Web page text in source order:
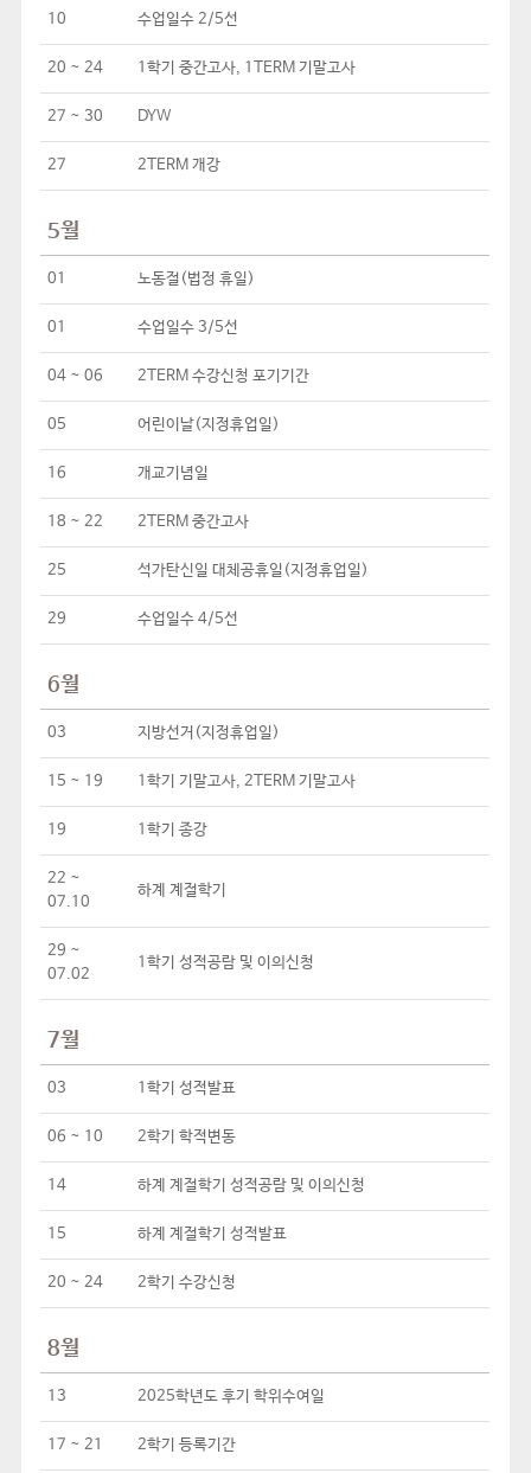
10 수업일수 2/5선
20 ~ 24 1학기 중간고사, 1TERM 기말고사
27 ~ 30 DYW
27 2TERM 개강
5월
01 노동절(법정 휴일)
01 수업일수 3/5선
04 ~ 06 2TERM 수강신청 포기기간
05 어린이날(지정휴업일)
16 개교기념일
18 ~ 22 2TERM 중간고사
25 석가탄신일 대체공휴일(지정휴업일)
29 수업일수 4/5선
6월
03 지방선거(지정휴업일)
15 ~ 19 1학기 기말고사, 2TERM 기말고사
19 1학기 종강
22 ~
07.10
하계 계절학기
29 ~
07.02
1학기 성적공람 및 이의신청
7월
03 1학기 성적발표
06 ~ 10 2학기 학적변동
14 하계 계절학기 성적공람 및 이의신청
15 하계 계절학기 성적발표
20 ~ 24 2학기 수강신청
8월
13 2025학년도 후기 학위수여일
17 ~ 21 2학기 등록기간